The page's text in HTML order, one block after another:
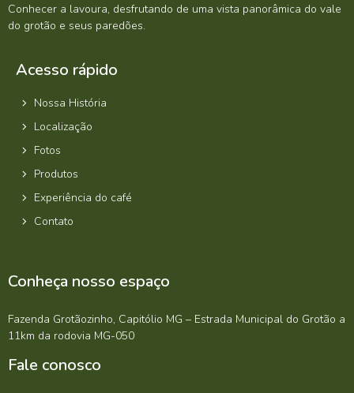
Conhecer a lavoura, desfrutando de uma vista panorâmica do vale
do grotão e seus paredões.
Acesso rápido
Nossa História
Localização
Fotos
Produtos
Experiência do café
Contato
Conheça nosso espaço
Fazenda Grotãozinho, Capitólio MG – Estrada Municipal do Grotão a
11km da rodovia MG-050
Fale conosco